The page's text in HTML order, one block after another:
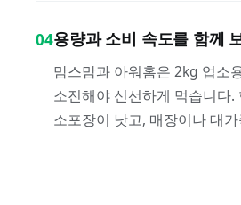
04용량과 소비 속도를 함께
맘스맘과 아워홈은 2kg 업소
소진해야 신선하게 먹습니다
소포장이 낫고, 매장이나 대